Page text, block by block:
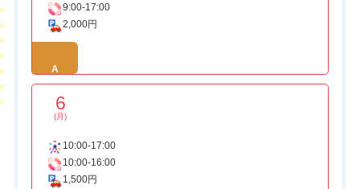
9:00-17:00
2,000円
A
6
(月)
10:00-17:00
10:00-16:00
1,500円